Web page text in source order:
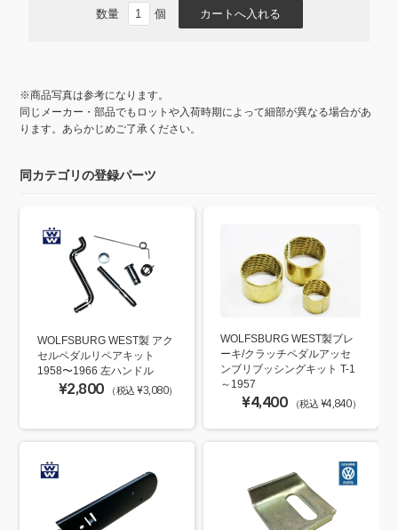
数量 個
※商品写真は参考になります。
同じメーカー・部品でもロットや入荷時期によって細部が異なる場合があ
ります。あらかじめご了承ください。
同カテゴリの登録パーツ
WOLFSBURG WEST製 アク
セルペダルリペアキット
1958〜1966 左ハンドル
¥2,800 （税込 ¥3,080）
WOLFSBURG WEST製ブレ
ーキ/クラッチペダルアッセ
ンブリブッシングキット T-1
～1957
¥4,400 （税込 ¥4,840）